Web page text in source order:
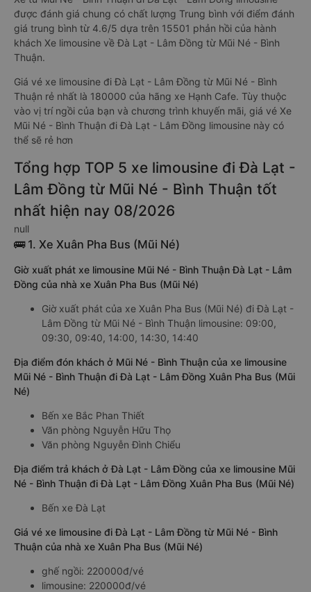
được đánh giá chung có chất lượng Trung bình với điểm đánh
giá trung bình từ 4.6/5 dựa trên 15501 phản hồi của hành
khách Xe limousine về Đà Lạt - Lâm Đồng từ Mũi Né - Bình
Thuận.
Giá vé xe limousine đi Đà Lạt - Lâm Đồng từ Mũi Né - Bình
Thuận rẻ nhất là 180000 của hãng xe Hạnh Cafe. Tùy thuộc
vào vị trí ngồi của bạn và chương trình khuyến mãi, giá vé Xe
Mũi Né - Bình Thuận đi Đà Lạt - Lâm Đồng limousine này có
thể sẽ rẻ hơn
Tổng hợp TOP 5 xe limousine đi Đà Lạt -
Lâm Đồng từ Mũi Né - Bình Thuận tốt
nhất hiện nay 08/2026
null
🚌 1. Xe Xuân Pha Bus (Mũi Né)
Giờ xuất phát xe limousine Mũi Né - Bình Thuận Đà Lạt - Lâm
Đồng của nhà xe Xuân Pha Bus (Mũi Né)
Giờ xuất phát của xe Xuân Pha Bus (Mũi Né) đi Đà Lạt -
Lâm Đồng từ Mũi Né - Bình Thuận limousine: 09:00,
09:30, 09:40, 14:00, 14:30, 14:40
Địa điểm đón khách ở Mũi Né - Bình Thuận của xe limousine
Mũi Né - Bình Thuận đi Đà Lạt - Lâm Đồng Xuân Pha Bus (Mũi
Né)
Bến xe Bắc Phan Thiết
Văn phòng Nguyễn Hữu Thọ
Văn phòng Nguyễn Đình Chiểu
Địa điểm trả khách ở Đà Lạt - Lâm Đồng của xe limousine Mũi
Né - Bình Thuận đi Đà Lạt - Lâm Đồng Xuân Pha Bus (Mũi Né)
Bến xe Đà Lạt
Giá vé xe limousine đi Đà Lạt - Lâm Đồng từ Mũi Né - Bình
Thuận của nhà xe Xuân Pha Bus (Mũi Né)
ghế ngồi: 220000đ/vé
limousine: 220000đ/vé